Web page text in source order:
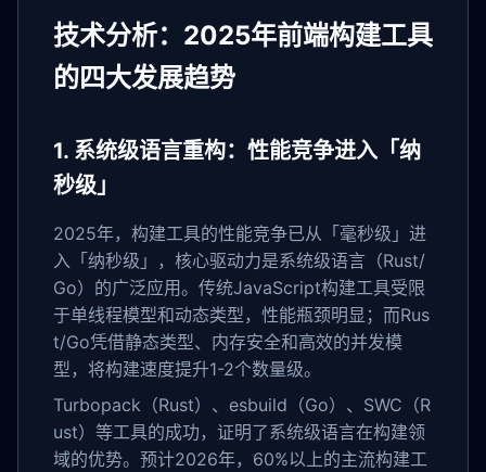
技术分析：2025年前端构建工具
的四大发展趋势
1. 系统级语言重构：性能竞争进入「纳
秒级」
2025年，构建工具的性能竞争已从「毫秒级」进
入「纳秒级」，核心驱动力是系统级语言（Rust/
Go）的广泛应用。传统JavaScript构建工具受限
于单线程模型和动态类型，性能瓶颈明显；而Rus
t/Go凭借静态类型、内存安全和高效的并发模
型，将构建速度提升1-2个数量级。
Turbopack（Rust）、esbuild（Go）、SWC（R
ust）等工具的成功，证明了系统级语言在构建领
域的优势。预计2026年，60%以上的主流构建工